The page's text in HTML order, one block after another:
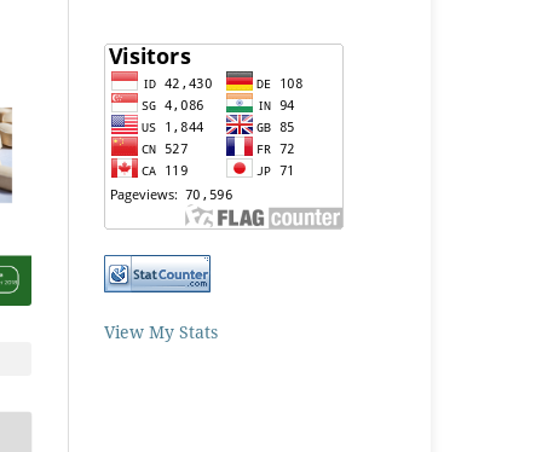
View My Stats